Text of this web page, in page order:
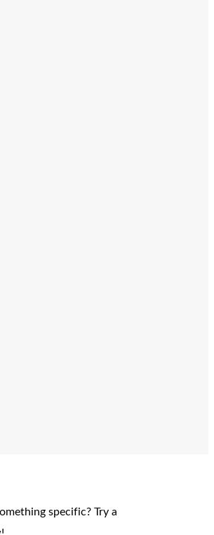
specific? Try a